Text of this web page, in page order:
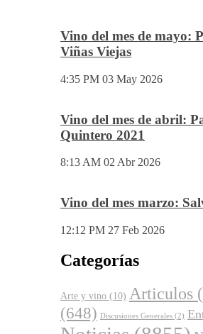
Vino del mes de Junio:
5:53 PM 03 Jun 2026
Vino del mes de mayo:
Viñas Viejas
4:35 PM 03 May 2026
Vino del mes de abril:
Vino del mes marzo:
12:12 PM 27 Feb 2026